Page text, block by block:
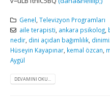
Genel, Televizyon Programları
aile terapisti, ankara psikolog,
nedir, dini açıdan bağımlılık,
Hüseyin Kayapınar, kemal özcan,
Aygül
DEVAMINI OKU...